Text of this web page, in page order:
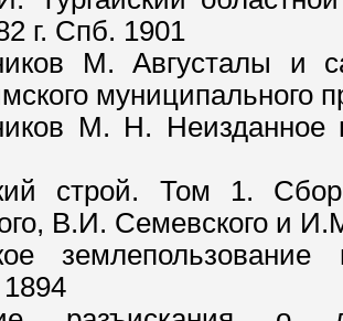
г. Спб. 1901
М. Августалы и
муниципального
М. Н. Неизданное
строй. Том 1.
В.И. Семевского и